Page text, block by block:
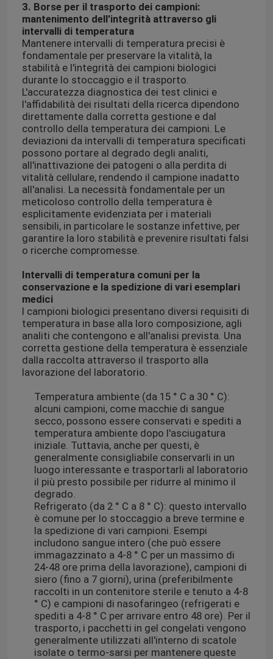
3. Borse per il trasporto dei campioni:
mantenimento dell'integrità attraverso gli
intervalli di temperatura
Mantenere intervalli di temperatura precisi è
fondamentale per preservare la vitalità, la
stabilità e l'integrità dei campioni biologici
durante lo stoccaggio e il trasporto.
L'accuratezza diagnostica dei test clinici e
l'affidabilità dei risultati della ricerca dipendono
direttamente dalla corretta gestione e dal
controllo della temperatura dei campioni. Le
deviazioni da intervalli di temperatura specificati
possono portare al degrado degli analiti,
all'inattivazione dei patogeni o alla perdita di
vitalità cellulare, rendendo il campione inadatto
all'analisi. La necessità fondamentale per un
meticoloso controllo della temperatura è
esplicitamente evidenziata per i materiali
sensibili, in particolare le sostanze infettive, per
garantire la loro stabilità e prevenire risultati falsi
o ricerche compromesse.
Intervalli di temperatura comuni per la
conservazione e la spedizione di vari esemplari
medici
I campioni biologici presentano diversi requisiti di
temperatura in base alla loro composizione, agli
analiti che contengono e all'analisi prevista. Una
corretta gestione della temperatura è essenziale
dalla raccolta attraverso il trasporto alla
lavorazione del laboratorio.
Temperatura ambiente (da 15 ° C a 30 ° C):
alcuni campioni, come macchie di sangue
secco, possono essere conservati e spediti a
temperatura ambiente dopo l'asciugatura
iniziale. Tuttavia, anche per questi, è
generalmente consigliabile conservarli in un
luogo interessante e trasportarli al laboratorio
il più presto possibile per ridurre al minimo il
degrado.
Refrigerato (da 2 ° C a 8 ° C): questo intervallo
è comune per lo stoccaggio a breve termine e
la spedizione di vari campioni. Esempi
includono sangue intero (che può essere
immagazzinato a 4-8 ° C per un massimo di
24-48 ore prima della lavorazione), campioni di
siero (fino a 7 giorni), urina (preferibilmente
raccolti in un contenitore sterile e tenuto a 4-8
° C) e campioni di nasofaringeo (refrigerati e
spediti a 4-8 ° C per arrivare entro 48 ore). Per il
trasporto, i pacchetti in gel congelati vengono
generalmente utilizzati all'interno di scatole
isolate o termo-sarsi per mantenere queste